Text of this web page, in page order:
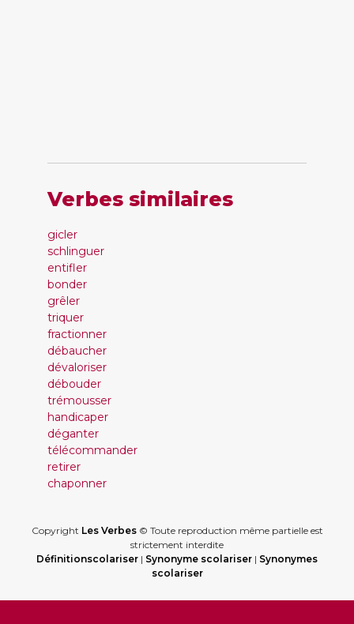
Verbes similaires
gicler
schlinguer
entifler
bonder
grêler
triquer
fractionner
débaucher
dévaloriser
débouder
trémousser
handicaper
déganter
télécommander
retirer
chaponner
Copyright Les Verbes© Toute reproduction même partielle est
strictement interdite
Définitionscolariser | Synonyme scolariser | Synonymes
scolariser